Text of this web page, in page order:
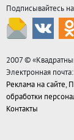
Подписывайтесь
2007 © «
Электронная почта:
Реклама на сайте,
обработки
Контакты